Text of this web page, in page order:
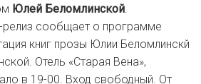
Юлей Беломлинской.
сообщает о программе
книг прозы Юлии Беломлинскй
Отель «Старая Вена»,
в 19-00. Вход свободный. От